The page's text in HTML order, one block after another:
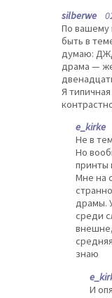
silberwe
По вашему
быть в
думаю:
драма —
Я
e_kirke
Не в
Но
принты
Мне на
драмы.
среди
внешне,
знаю
И